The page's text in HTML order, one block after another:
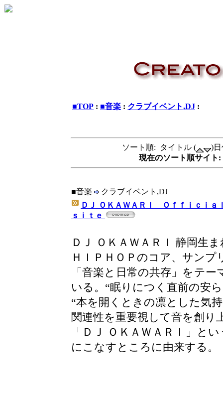
■TOP : ■音楽 : クラブイベント,DJ :
ソート順: タイトル (
)日
現在のソート順サイト
■音楽
クラブイベント,DJ
ＤＪ ＯＫＡＷＡＲＩ Ｏｆｆｉｃｉａ
ｓｉｔｅ
ＤＪ ＯＫＡＷＡＲＩ 静岡生
ＨＩＰＨＯＰのコア、サンプ
「音楽と日常の共存」をテ
いる。“眠りにつく直前の安
“本を開くときの凛とした気
関連性を重要視して音を創り
「ＤＪ ＯＫＡＷＡＲＩ」と
にこなすところに由来する。